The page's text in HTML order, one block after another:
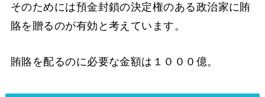
そのためには預金封鎖の決定権のある政治家に賄
賂を贈るのが有効と考えています。
賄賂を配るのに必要な金額は１０００億。